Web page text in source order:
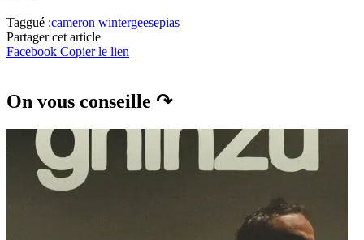
Taggué :cameron wintergeesepias
Partager cet article
Facebook Copier le lien
On vous conseille ↷